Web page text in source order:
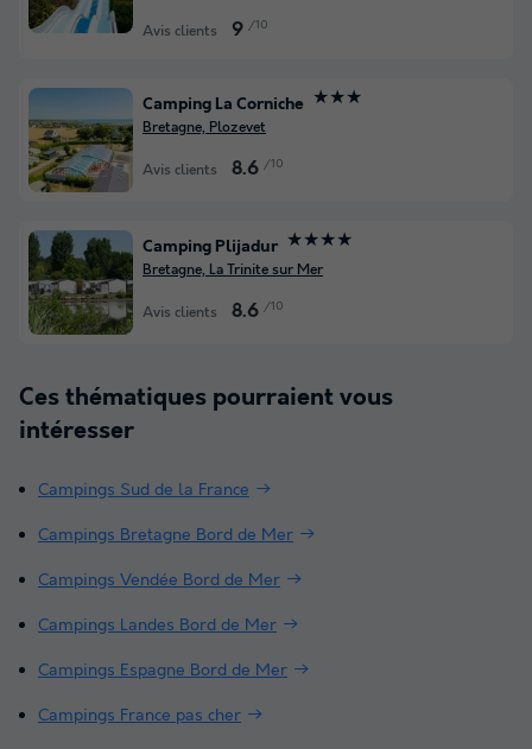
Avis clients 9 /10
Camping La Corniche ★★★
Bretagne, Plozevet
Avis clients 8.6 /10
Camping Plijadur ★★★★
Bretagne, La Trinite sur Mer
Avis clients 8.6 /10
Ces thématiques pourraient vous
intéresser
Campings Sud de la France
Campings Bretagne Bord de Mer
Campings Vendée Bord de Mer
Campings Landes Bord de Mer
Campings Espagne Bord de Mer
Campings France pas cher